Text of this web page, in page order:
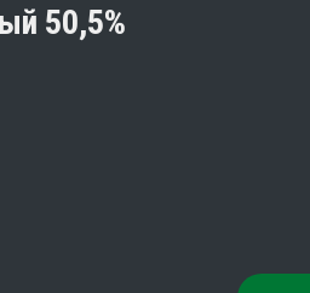
50,5%